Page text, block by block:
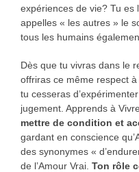
expériences de vie? Tu es
appelles « les autres » le
tous les humains
Dès que tu vivras dans le
offriras ce même respect
tu cesseras
jugement. Apprends à
mettre de condition et
gardant en conscience
des synonymes «
de l’Amour Vrai. Ton rôle